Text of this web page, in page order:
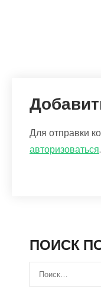
Для отправки
авторизоваться.
ПОИСК